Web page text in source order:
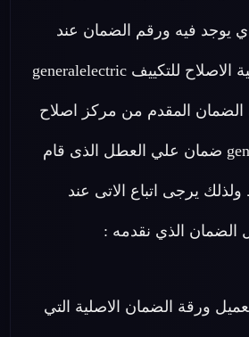
يوجد فيه ورقم الضمان عند
انتهاء الفني من عملية الاصلاح للتكييف generalelectric
الضمان المقدم من مركز اصلاح
تكييفات generalelectric ضمان علي العطل الذى قام
يرجى اتباع الاتى عند
الضمان الذي نقدمه :
ورقة الضمان الاصلية التي